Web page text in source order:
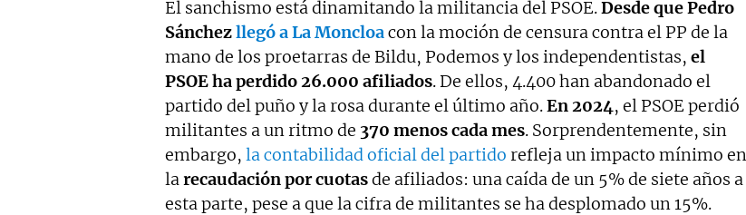
El sanchismo está dinamitando la militancia del PSOE.Desde que Pedro
Sánchezllegó a La Moncloacon la moción de censura contra el PP de la
mano de los proetarras de Bildu, Podemos y los independentistas, el
PSOE ha perdido 26.000 afiliados. De ellos, 4.400 han abandonado el
partido del puño y la rosa durante el último año.En 2024, el PSOE perdió
militantes a un ritmo de 370 menos cada mes. Sorprendentemente, sin
embargo, la contabilidad oficial del partido refleja un impacto mínimo en
la recaudación por cuotasde afiliados: una caída de un 5% de siete años a
esta parte, pese a que la cifra de militantes se ha desplomado un 15%.